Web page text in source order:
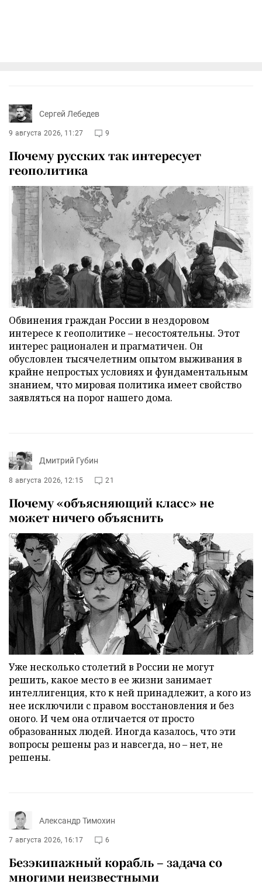
Сергей Лебедев
9 августа 2026, 11:27 9
Почему русских так интересует
геополитика
Обвинения граждан России в нездоровом
интересе к геополитике – несостоятельны. Этот
интерес рационален и прагматичен. Он
обусловлен тысячелетним опытом выживания в
крайне непростых условиях и фундаментальным
знанием, что мировая политика имеет свойство
заявляться на порог нашего дома.
Дмитрий Губин
8 августа 2026, 12:15 21
Почему «объясняющий класс» не
может ничего объяснить
Уже несколько столетий в России не могут
решить, какое место в ее жизни занимает
интеллигенция, кто к ней принадлежит, а кого из
нее исключили с правом восстановления и без
оного. И чем она отличается от просто
образованных людей. Иногда казалось, что эти
вопросы решены раз и навсегда, но – нет, не
решены.
Александр Тимохин
7 августа 2026, 16:17 6
Безэкипажный корабль – задача со
многими неизвестными